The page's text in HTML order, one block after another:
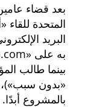
بعد قضاء
المتحدة للقاء
البريد
به على
بينما طالب
بدون سبب
بالمشروع أبدًا.